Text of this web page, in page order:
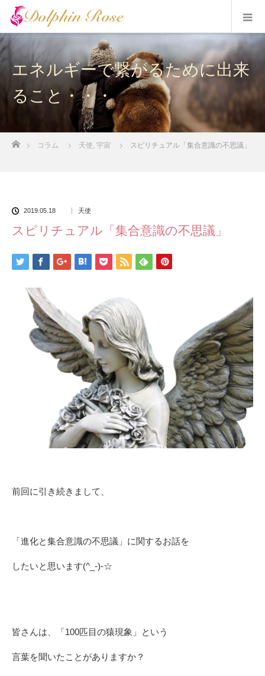
エネルギーで繋がるために出来
ること・・・
コラム 天使 宇宙 スピリチュアル「集合意識の不思議」
2019.05.18 天使
スピリチュアル「集合意識の不思議」
前回に引き続きまして、
「進化と集合意識の不思議」に関するお話を
したいと思います(^_-)-☆
皆さんは、「100匹目の猿現象」という
言葉を聞いたことがありますか？